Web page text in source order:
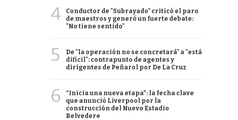
4
Conductor de "Subrayado" criticó el paro
de maestros y generó un fuerte debate:
"No tiene sentido"
5
De "la operación no se concretará" a "está
difícil": contrapunto de agentes y
dirigentes de Peñarol por De La Cruz
6
“Inicia una nueva etapa”: la fecha clave
que anunció Liverpool por la
construcción del Nuevo Estadio
Belvedere